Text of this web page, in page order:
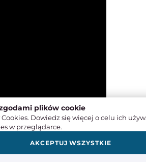
plików cookie
Dowiedz się więcej o celu ich
w przeglądarce.
AKCEPTUJ WSZYSTKIE